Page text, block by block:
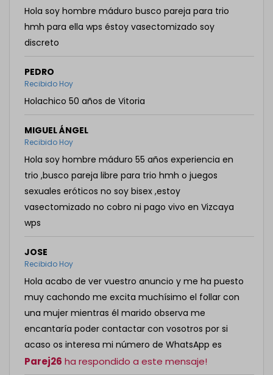
Hola soy hombre máduro busco pareja para trio
hmh para ella wps éstoy vasectomizado soy
discreto
PEDRO
Recibido Hoy
Holachico 50 años de Vitoria
MIGUEL ÁNGEL
Recibido Hoy
Hola soy hombre máduro 55 años experiencia en
trio ,busco pareja libre para trio hmh o juegos
sexuales eróticos no soy bisex ,estoy
vasectomizado no cobro ni pago vivo en Vizcaya
wps
JOSE
Recibido Hoy
Hola acabo de ver vuestro anuncio y me ha puesto
muy cachondo me excita muchísimo el follar con
una mujer mientras él marido observa me
encantaría poder contactar con vosotros por si
acaso os interesa mi número de WhatsApp es
Parej26 ha respondido a este mensaje!